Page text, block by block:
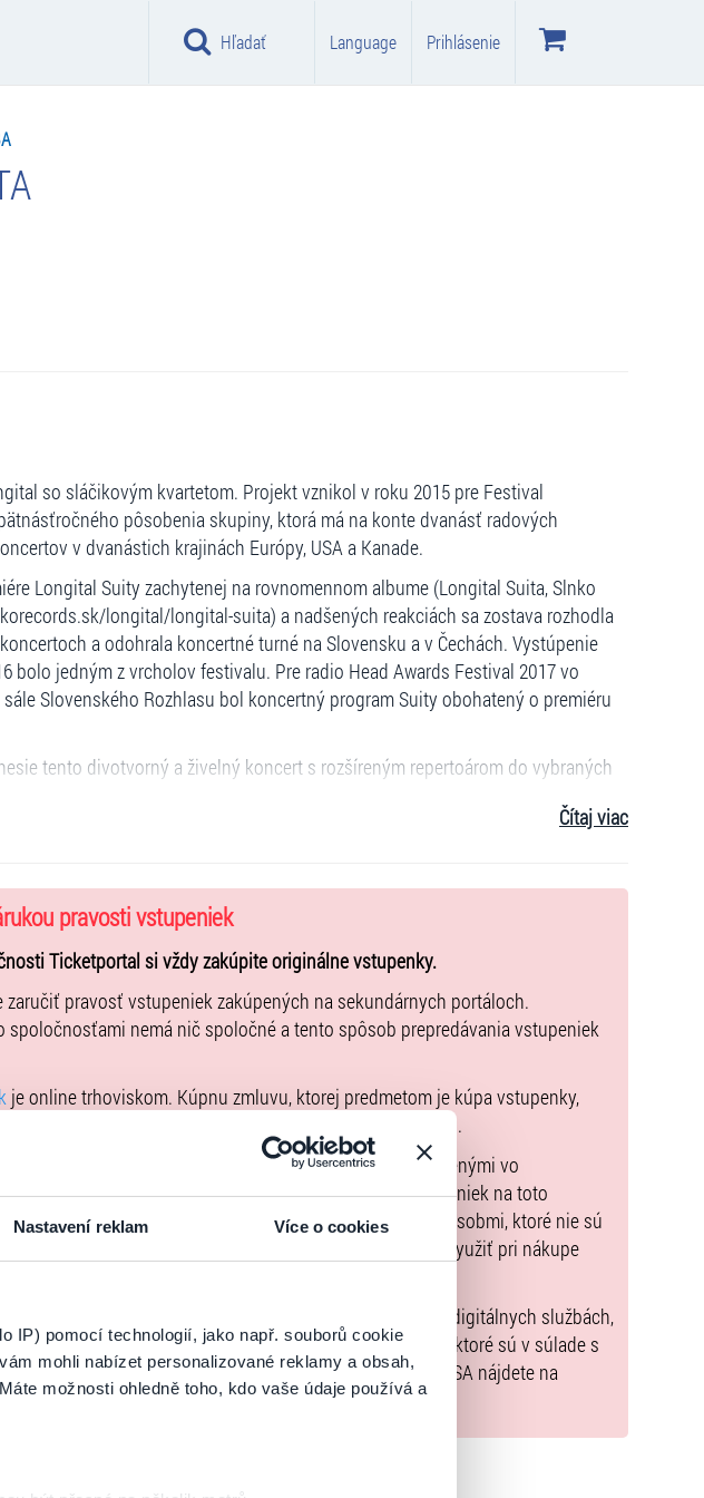
Nastavení reklam Více o cookies
IP) pomocí technologií, jako např. souborů cookie
mohli nabízet personalizované reklamy a obsah,
možnosti ohledně toho, kdo vaše údaje používá a
Hľadať Language Prihlásenie
so sláčikovým kvartetom. Projekt vznikol v roku 2015 pre Festival
pôsobenia skupiny, ktorá má na konte dvanásť radových
v dvanástich krajinách Európy, USA a Kanade.
Longital Suity zachytenej na rovnomennom albume (Longital Suita, Slnko
longital/longital-suita) a nadšených reakciách sa zostava rozhodla
a odohrala koncertné turné na Slovensku a v Čechách. Vystúpenie
bolo jedným z vrcholov festivalu. Pre radio Head Awards Festival 2017 vo
Slovenského Rozhlasu bol koncertný program Suity obohatený o premiéru
tento divotvorný a živelný koncert s rozšíreným repertoárom do vybraných
slov: radosť, sebavedomie, odvaha, divokosť a temperament. Zomknutý celok
(spev, basgitara, slák), Dano Salontay (gitary, slák, vokály) a Marián Slávka
energické kvarteto v zložení Štefan Filas (husle), Milan Adamec (husle), Slavo
na podporu umenia.
Čítaj viac
pravosti vstupeniek
Ticketportal si vždy zakúpite originálne vstupenky.
zaručiť pravosť vstupeniek zakúpených na sekundárnych portáloch.
spoločnosťami nemá nič spoločné a tento spôsob prepredávania vstupeniek
je online trhoviskom. Kúpnu zmluvu, ktorej predmetom je kúpa vstupenky,
usporiadateľom, ktorého údaje sú uvedené priamo v košíku.
na toto podujatie je možné uhradiť len spôsobmi uvedenými vo
podmienkach. Upozorňujeme, že kúpne ceny vstupeniek na toto
uhradiť prostredníctvom Poukazov GoOut, ani inými spôsobmi, ktoré nie sú
. Poukazy GoOut môžete využiť pri nákupe
čl. 30 ods. 1 písm. e) nariadenia EÚ 2022/2065 (Akt o digitálnych službách,
na portáliwww.ticketportal.sk, iba výrobky alebo služby, ktoré sú v súlade s
Európskej únie. Príslušné informácie a kontakty podľa DSA nájdete na